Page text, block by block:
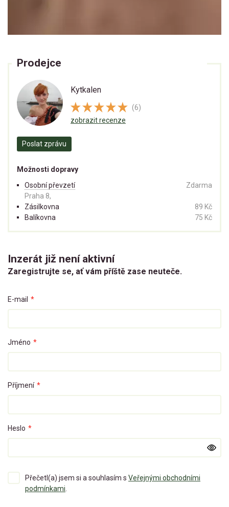
Prodejce
Kytkalen
(6)
zobrazit recenze
Poslat zprávu
Možnosti dopravy
Osobní převzetí
Praha 8,
Zdarma
Zásilkovna
89 Kč
Balíkovna
75 Kč
Inzerát již není aktivní
Zaregistrujte se, ať vám příště zase neuteče.
E-mail *
Jméno *
Příjmení *
Heslo *
Přečetl(a) jsem si a souhlasím s Veřejnými obchodními
podmínkami.